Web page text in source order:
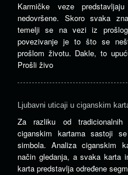
Karmičke veze
nedovršene. Skoro svaka
temelji se na vezi iz
povezivanje je to što se
prošlom životu. Dakle, to
Prošli živo
Ljubavni uticaji u ciganskim
Za razliku od
ciganskim kartama sastoji
simbola. Analiza ciganskim
način gledanja, a svaka karta
karta predstavlja određene